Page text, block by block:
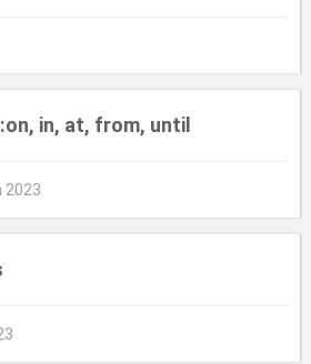
in, at, from, until
2023